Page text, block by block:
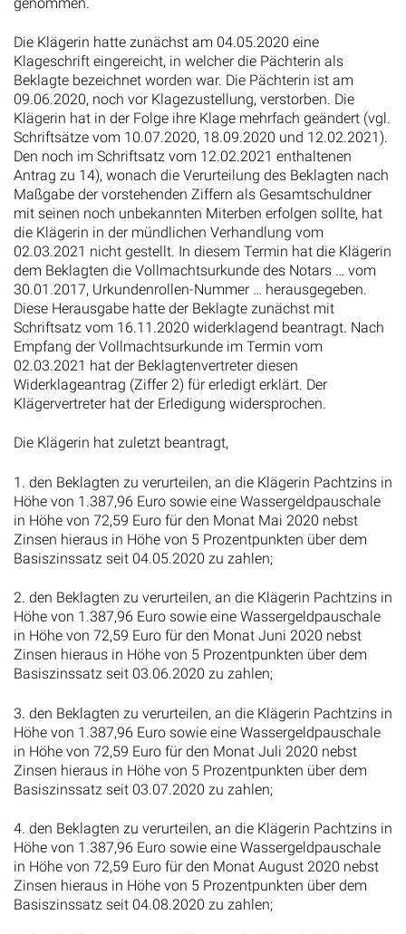
Die Klägerin hatte zunächst am 04.05.2020 eine
Klageschrift eingereicht, in welcher die Pächterin als
Beklagte bezeichnet worden war. Die Pächterin ist am
09.06.2020, noch vor Klagezustellung, verstorben. Die
Klägerin hat in der Folge ihre Klage mehrfach geändert (vgl.
Schriftsätze vom 10.07.2020, 18.09.2020 und 12.02.2021).
Den noch im Schriftsatz vom 12.02.2021 enthaltenen
Antrag zu 14), wonach die Verurteilung des Beklagten nach
Maßgabe der vorstehenden Ziffern als Gesamtschuldner
mit seinen noch unbekannten Miterben erfolgen sollte, hat
die Klägerin in der mündlichen Verhandlung vom
02.03.2021 nicht gestellt. In diesem Termin hat die Klägerin
dem Beklagten die Vollmachtsurkunde des Notars … vom
30.01.2017, Urkundenrollen-Nummer … herausgegeben.
Diese Herausgabe hatte der Beklagte zunächst mit
Schriftsatz vom 16.11.2020 widerklagend beantragt. Nach
Empfang der Vollmachtsurkunde im Termin vom
02.03.2021 hat der Beklagtenvertreter diesen
Widerklageantrag (Ziffer 2) für erledigt erklärt. Der
Klägervertreter hat der Erledigung widersprochen.
Die Klägerin hat zuletzt beantragt,
1. den Beklagten zu verurteilen, an die Klägerin Pachtzins in
Höhe von 1.387,96 Euro sowie eine Wassergeldpauschale
in Höhe von 72,59 Euro für den Monat Mai 2020 nebst
Zinsen hieraus in Höhe von 5 Prozentpunkten über dem
Basiszinssatz seit 04.05.2020 zu zahlen;
2. den Beklagten zu verurteilen, an die Klägerin Pachtzins in
Höhe von 1.387,96 Euro sowie eine Wassergeldpauschale
in Höhe von 72,59 Euro für den Monat Juni 2020 nebst
Zinsen hieraus in Höhe von 5 Prozentpunkten über dem
Basiszinssatz seit 03.06.2020 zu zahlen;
3. den Beklagten zu verurteilen, an die Klägerin Pachtzins in
Höhe von 1.387,96 Euro sowie eine Wassergeldpauschale
in Höhe von 72,59 Euro für den Monat Juli 2020 nebst
Zinsen hieraus in Höhe von 5 Prozentpunkten über dem
Basiszinssatz seit 03.07.2020 zu zahlen;
4. den Beklagten zu verurteilen, an die Klägerin Pachtzins in
Höhe von 1.387,96 Euro sowie eine Wassergeldpauschale
in Höhe von 72,59 Euro für den Monat August 2020 nebst
Zinsen hieraus in Höhe von 5 Prozentpunkten über dem
Basiszinssatz seit 04.08.2020 zu zahlen;